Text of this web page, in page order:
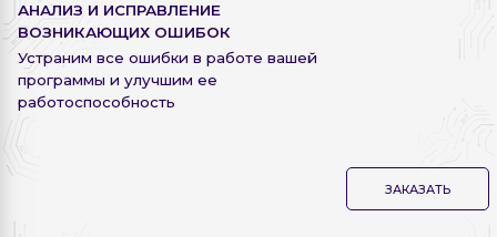
АНАЛИЗ И ИСПРАВЛЕНИЕ
ВОЗНИКАЮЩИХ ОШИБОК
Устраним все ошибки в работе вашей
программы и улучшим ее
работоспособность
ЗАКАЗАТЬ